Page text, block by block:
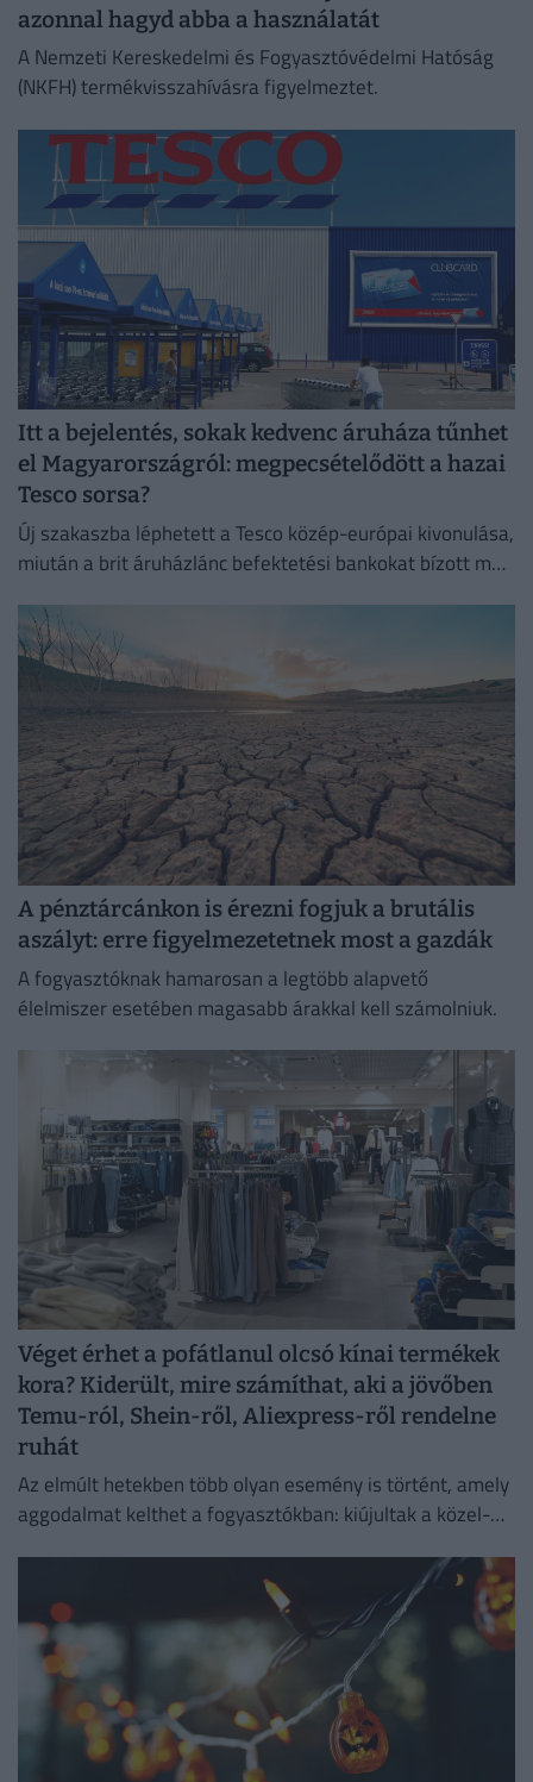
azonnal hagyd abba a használatát
A Nemzeti Kereskedelmi és Fogyasztóvédelmi Hatóság
(NKFH) termékvisszahívásra figyelmeztet.
Itt a bejelentés, sokak kedvenc áruháza tűnhet
el Magyarországról: megpecsételődött a hazai
Tesco sorsa?
Új szakaszba léphetett a Tesco közép-európai kivonulása,
miután a brit áruházlánc befektetési bankokat bízott meg
A pénztárcánkon is érezni fogjuk a brutális
aszályt: erre figyelmezetetnek most a gazdák
A fogyasztóknak hamarosan a legtöbb alapvető
élelmiszer esetében magasabb árakkal kell számolniuk.
Véget érhet a pofátlanul olcsó kínai termékek
kora? Kiderült, mire számíthat, aki a jövőben
Temu-ról, Shein-ről, Aliexpress-ről rendelne
ruhát
Az elmúlt hetekben több olyan esemény is történt, amely
aggodalmat kelthet a fogyasztókban: kiújultak a közel-